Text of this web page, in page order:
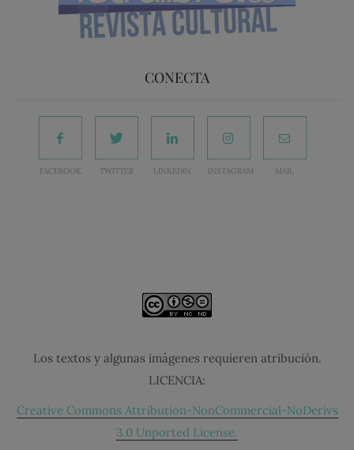
CONECTA
FACEBOOK TWITTER LINKEDIN INSTAGRAM MAIL
Los textos y algunas imágenes requieren atribución.
LICENCIA:
Creative Commons Attribution-NonCommercial-NoDerivs
3.0 Unported License.